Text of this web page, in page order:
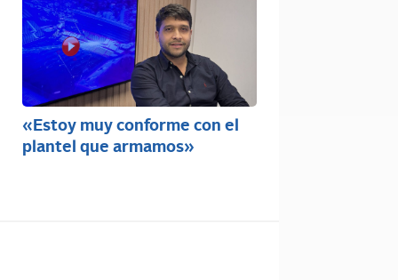
«Estoy muy conforme con el
plantel que armamos»